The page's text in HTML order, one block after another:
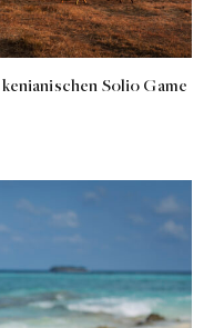
Solio Game